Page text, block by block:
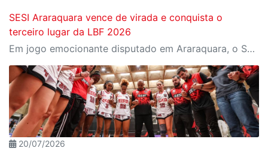
SESI Araraquara vence de virada e conquista o
terceiro lugar da LBF 2026
Em jogo emocionante disputado em Araraquara, o SESI Araraquara Basquete superou um déficit de quase 20 pontos, contou com o apoio massivo da torcida e derrotou o Cerrado BRB por 77 a 71, conquistando o terceiro lugar da LBF Loterias Caixa 2026
20/07/2026